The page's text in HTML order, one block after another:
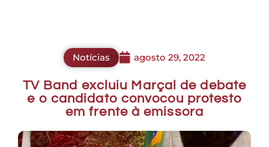
Notícias agosto 29, 2022
TV Band excluiu Marçal de debate
e o candidato convocou protesto
em frente à emissora